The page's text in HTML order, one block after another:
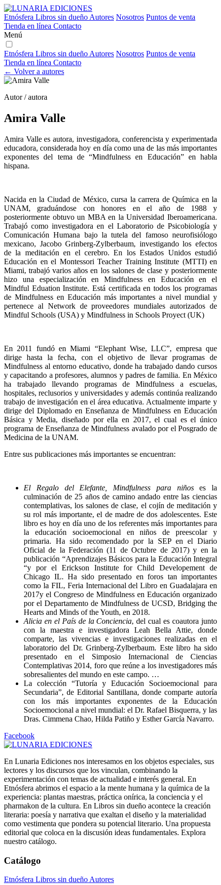
Etnósfera Libros sin dueño Autores Nosotros Puntos de venta
Tienda en línea Contacto
Menú
Etnósfera Libros sin dueño Autores Nosotros Puntos de venta
Tienda en línea Contacto
← Volver a autores
Autor / autora
Amira Valle
Amira Valle es autora, investigadora, conferencista y experimentada
educadora, considerada hoy en día como una de las más importantes
exponentes del tema de “Mindfulness en Educación” en habla
hispana.
Nacida en la Ciudad de México, cursa la carrera de Química en la
UNAM, graduándose con honores en el año de 1988 y
posteriormente obtuvo un MBA en la Universidad Iberoamericana.
Trabajó como investigadora en el Laboratorio de Psicobiología y
Comunicación Humana bajo la tutela del famoso neurofisiólogo
mexicano, Jacobo Grinberg-Zylberbaum, investigando los efectos
de la meditación en el cerebro. En los Estados Unidos estudió
Educación en el Montessori Teacher Training Institute (MTTI) en
Miami, trabajó varios años en los salones de clase y posteriormente
hizo una especialización en Mindfulness en Educación en el
Mindful Eduation Institute. Está certificada en todos los programas
de Mindfulness en Educación más importantes a nivel mundial y
pertenece al Network de proveedores mundiales autorizados de
Mindful Schools (USA) y Mindfulness in Schools Proyect (UK)
En 2011 fundó en Miami “Elephant Wise, LLC”, empresa que
dirige hasta la fecha, con el objetivo de llevar programas de
Mindfulness al entorno educativo, donde ha trabajado dando cursos
y capacitando a profesores, alumnos y padres de familia. En México
ha trabajado llevando programas de Mindfulness a escuelas,
hospitales, reclusorios y universidades y además continúa realizando
trabajo de investigación en el área educativa. Actualmente imparte y
dirige del Diplomado en Enseñanza de Mindfulness en Educación
Básica y Media, diseñado por ella en 2017, el cual es el único
programa de Enseñanza de Mindfulness avalado por el Posgrado de
Medicina de la UNAM.
Entre sus publicaciones más importantes se encuentran:
El Regalo del Elefante, Mindfulness para niñoses la
culminación de 25 años de camino andado entre las ciencias
contemplativas, los salones de clase, el cojín de meditación y
su rol más importante, el de madre de dos adolescentes. Este
libro es hoy en día uno de los referentes más importantes para
la educación socioemocional en niños de preescolar y
primaria. Ha sido recomendado por la SEP en el Diario
Oficial de la Federación (11 de Octubre de 2017) y en la
publicación “Aprendizajes Básicos para la Educación Integral
“y por el Erickson Institute for Child Developement de
Chicago IL. Ha sido presentado en foros tan importantes
como la FIL, Feria Internacional del Libro en Guadalajara en
2017y el Congreso de Mindfulness en Educación organizado
por el Departamento de Mindfulness de UCSD, Bridging the
Hearts and Minds of the Youth, en 2018.
Alicia en el País de la Conciencia, del cual es coautora junto
con la maestra e investigadora Leah Bella Attie, donde
comparte, las vivencias e investigaciones realizadas en el
laboratorio del Dr. Grinberg-Zylberbaum. Este libro ha sido
presentado en el Simposio Internacional de Ciencias
Contemplativas 2014, foro que reúne a los investigadores más
sobresalientes del mundo en este campo. …
La colección “Tutoría y Educación Socioemocional para
Secundaria”, de Editorial Santillana, donde comparte autoría
con los más importantes exponentes de la Educación
Socioemocional a nivel mundial: el Dr. Rafael Bisquerra, y las
Dras. Cimmena Chao, Hilda Patiño y Esther García Navarro.
Facebook
En Lunaria Ediciones nos interesamos en los objetos especiales, sus
lectores y los discursos que los vinculan, combinando la
experimentación con temas de actualidad e interés general. En
Etnósfera abrimos el espacio a la mente humana y la química de la
experiencia: plantas maestras, práctica onírica, la conciencia y el
pharmakon de la cultura. En Libros sin dueño acontece la creación
literaria: poesía y narrativa que exaltan el diseño y la materialidad
como vestimenta que pondera su potencial literario. Una propuesta
editorial que coloca en la discusión ideas fundamentales. Explora
nuestro catálogo.
Catálogo
Etnósfera Libros sin dueño Autores